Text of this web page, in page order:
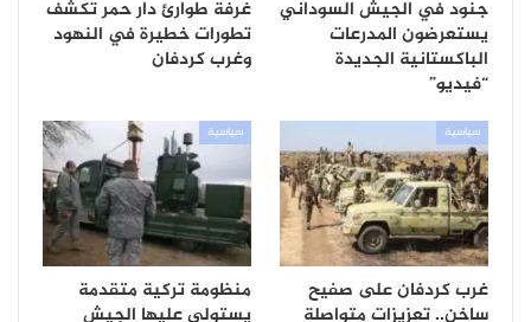
جنود في الجيش السوداني
يستعرضون المدرعات
الباكستانية الجديدة
“فيديو”
غرفة طوارئ دار حمر تكشف
تطورات خطيرة في النهود
وغرب كردفان
سياسية
غرب كردفان على صفيح
ساخن.. تعزيزات متواصلة
سياسية
منظومة تركية متقدمة
يستولي عليها الجيش